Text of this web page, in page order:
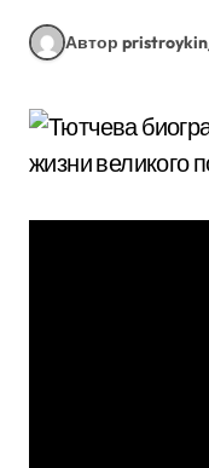
Автор pristroykin_